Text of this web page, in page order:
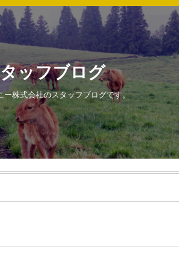
ッフブログ
ー株式会社のスタッフブログです。